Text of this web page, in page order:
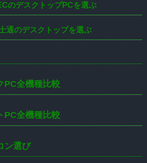
のデスクトップPCを選ぶ
通のデスクトップを選ぶ
PC全機種比較
PC全機種比較
ン選び